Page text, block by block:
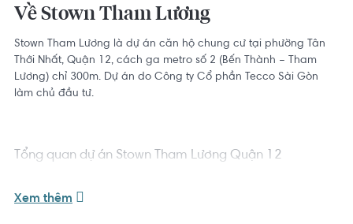
Về Stown Tham Lương
Stown Tham Lương là dự án căn hộ chung cư tại phường Tân
Thới Nhất, Quận 12, cách ga metro số 2 (Bến Thành – Tham
Lương) chỉ 300m. Dự án do Công ty Cổ phần Tecco Sài Gòn
làm chủ đầu tư.
Tổng quan dự án Stown Tham Lương Quận 12
Xem thêm